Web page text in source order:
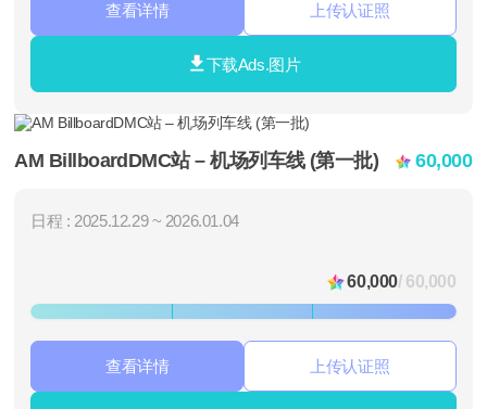
查看详情 上传认证照
下载Ads.图片
AM BillboardDMC站 – 机场列车线 (第一批) 60,000
日程 : 2025.12.29 ~ 2026.01.04
60,000/ 60,000
查看详情 上传认证照